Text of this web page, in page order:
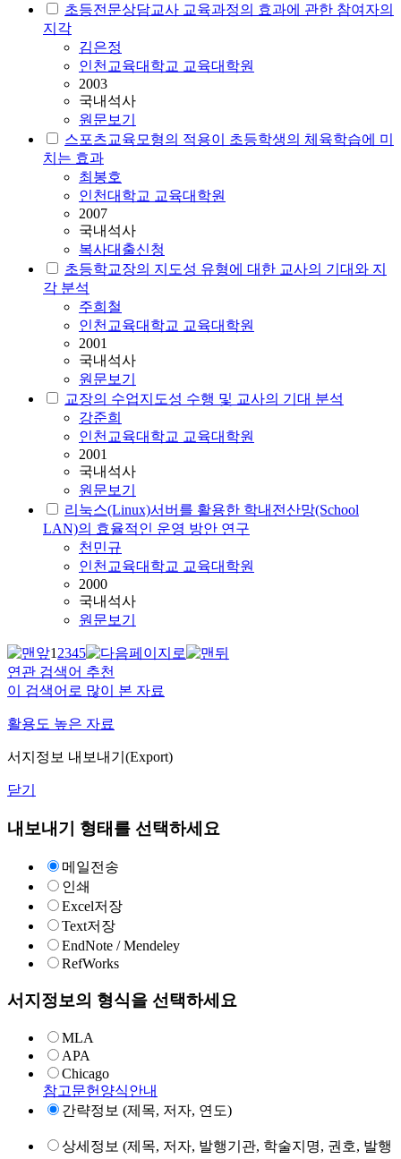
초등전문상담교사 교육과정의 효과에 관한 참여자의
지각
김은정
인천교육대학교 교육대학원
2003
국내석사
원문보기
스포츠교육모형의 적용이 초등학생의 체육학습에 미
치는 효과
최봉호
인천대학교 교육대학원
2007
국내석사
복사대출신청
초등학교장의 지도성 유형에 대한 교사의 기대와 지
각 분석
주희철
인천교육대학교 교육대학원
2001
국내석사
원문보기
교장의 수업지도성 수행 및 교사의 기대 분석
강준희
인천교육대학교 교육대학원
2001
국내석사
원문보기
리눅스(Linux)서버를 활용한 학내전산망(School
LAN)의 효율적인 운영 방안 연구
천민규
인천교육대학교 교육대학원
2000
국내석사
원문보기
12345
연관 검색어 추천
이 검색어로 많이 본 자료
활용도 높은 자료
서지정보 내보내기(Export)
닫기
내보내기 형태를 선택하세요
메일전송
인쇄
Excel저장
Text저장
EndNote / Mendeley
RefWorks
서지정보의 형식을 선택하세요
MLA
APA
Chicago
참고문헌양식안내
간략정보 (제목, 저자, 연도)
상세정보 (제목, 저자, 발행기관, 학술지명, 권호, 발행